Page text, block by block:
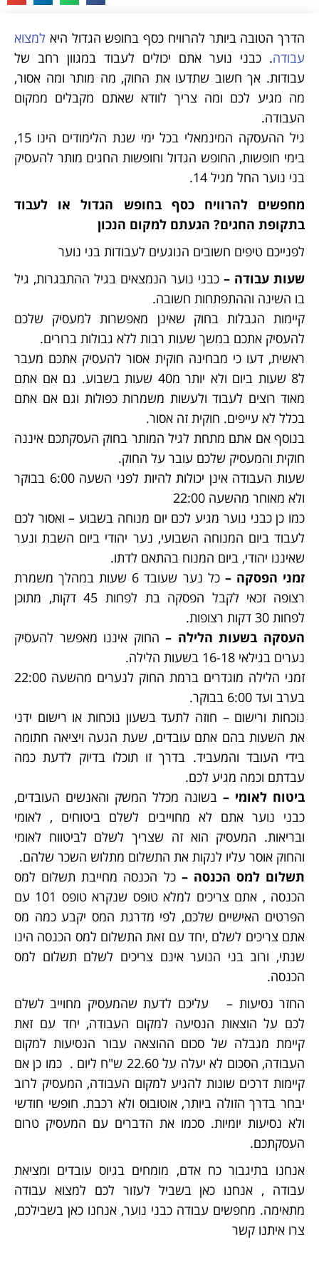
הדרך הטובה ביותר להרוויח כסף בחופש הגדול היא למצוא
עבודה. כבני נוער אתם יכולים לעבוד במגוון רחב של
עבודות. אך חשוב שתדעו את החוק, מה מותר ומה אסור,
מה מגיע לכם ומה צריך לוודא שאתם מקבלים ממקום
העבודה.
גיל ההעסקה המינמאלי בכל ימי שנת הלימודים הינו 15,
בימי חופשות, החופש הגדול וחופשות החגים מותר להעסיק
בני נוער החל מגיל 14.
מחפשים להרוויח כסף בחופש הגדול או לעבוד
בתקופת החגים? הגעתם למקום הנכון
לפנייכם טיפים חשובים הנוגעים לעבודות בני נוער
שעות עבודה – כבני נוער הנמצאים בגיל ההתבגרות, גיל
בו השינה וההתפתחות חשובה.
קיימות הגבלות בחוק שאינן מאפשרות למעסיק שלכם
להעסיק אתכם במשך שעות רבות ללא גבולות ברורים.
ראשית, דעו כי מבחינה חוקית אסור להעסיק אתכם מעבר
ל8 שעות ביום ולא יותר מ40 שעות בשבוע. גם אם אתם
מאוד רוצים לעבוד ולעשות משמרות כפולות וגם אם אתם
בכלל לא עייפים. חוקית זה אסור.
בנוסף אם אתם מתחת לגיל המותר בחוק העסקתכם איננה
חוקית והמעסיק שלכם עובר על החוק.
שעות העבודה אינן יכולות להיות לפני השעה 6:00 בבוקר
ולא מאוחר מהשעה 22:00
כמו כן כבני נוער מגיע לכם יום מנוחה בשבוע – ואסור לכם
לעבוד ביום המנוחה השבועי, נער יהודי ביום השבת ונער
שאיננו יהודי, ביום המנוח בהתאם לדתו.
זמני הפסקה –
כל נער שעובד 6 שעות במהלך משמרת
רצופה זכאי לקבל הפסקה בת לפחות 45 דקות, מתוכן
לפחות 30 דקות רצופות.
העסקה בשעות הלילה –החוק איננו מאפשר להעסיק
נערים בגילאי 16-18 בשעות הלילה.
זמני הלילה מוגדרים ברמת החוק לנערים מהשעה 22:00
בערב ועד 6:00 בבוקר.
נוכחות ורישום – חוזה לתעד בשעון נוכחות או רישום ידני
את השעות בהם אתם עובדים, שעת הגעה ויציאה חתומה
בידי העובד והמעביד. בדרך זו תוכלו בדיוק לדעת כמה
עבדתם וכמה מגיע לכם.
ביטוח לאומי – בשונה מכלל המשק והאנשים העובדים,
כבני נוער אתם לא מחוייבים לשלם ביטוחים , לאומי
ובריאות. המעסיק הוא זה שצריך לשלם לביטווח לאומי
והחוק אוסר עליו לנקות את התשלום מתלוש השכר שלהם.
תשלום למס הכנסה – כל הכנסה מחייבת תשלום למס
הכנסה , אתם צריכים למלא טופס שנקרא טופס 101 עם
הפרטים האישיים שלכם, לפי מדרגת המס יקבע כמה מס
אתם צריכים לשלם ,יחד עם זאת התשלום למס הכנסה הינו
שנתי, ורוב בני הנוער אינם צריכים לשלם תשלום למס
הכנסה.
החזר נסיעות – עליכם לדעת שהמעסיק מחוייב לשלם
לכם על הוצאות הנסיעה למקום העבודה, יחד עם זאת
קיימת מגבלה של סכום ההוצאה עבור הנסיעות למקום
העבודה, הסכום לא יעלה על 22.60 ש"ח ליום . כמו כן אם
קיימות דרכים שונות להגיע למקום העבודה, המעסיק לרוב
יבחר בדרך הזולה ביותר, אוטובוס ולא רכבת. חופשי חודשי
ולא נסיעות יומיות. סכמו את הדברים עם המעסיק טרום
העסקתכם.
אנחנו בתיגבור כח אדם, מומחים בגיוס עובדים ומציאת
עבודה , אנחנו כאן בשביל לעזור לכם למצוא עבודה
מתאימה. מחפשים עבודה כבני נוער, אנחנו כאן בשבילכם,
צרו איתנו קשר